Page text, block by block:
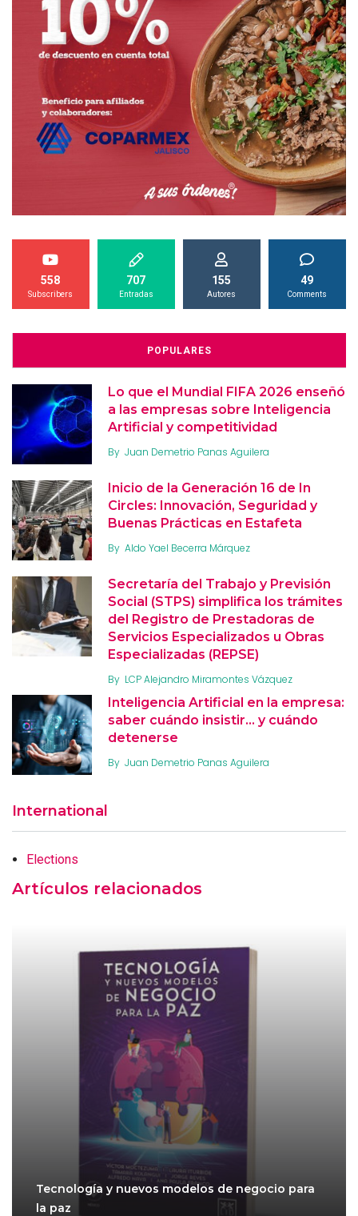
558
Subscribers
707
Entradas
155
Autores
49
Comments
POPULARES
Lo que el Mundial FIFA 2026 enseñó
a las empresas sobre Inteligencia
Artificial y competitividad
By Juan Demetrio Panas Aguilera
Inicio de la Generación 16 de In
Circles: Innovación, Seguridad y
Buenas Prácticas en Estafeta
By Aldo Yael Becerra Márquez
Secretaría del Trabajo y Previsión
Social (STPS) simplifica los trámites
del Registro de Prestadoras de
Servicios Especializados u Obras
Especializadas (REPSE)
By LCP Alejandro Miramontes Vázquez
Inteligencia Artificial en la empresa:
saber cuándo insistir… y cuándo
detenerse
By Juan Demetrio Panas Aguilera
International
Elections
Artículos relacionados
Tecnología y nuevos modelos de negocio para
la paz